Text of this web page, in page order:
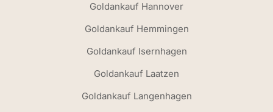
Goldankauf Hannover
Goldankauf Hemmingen
Goldankauf Isernhagen
Goldankauf Laatzen
Goldankauf Langenhagen